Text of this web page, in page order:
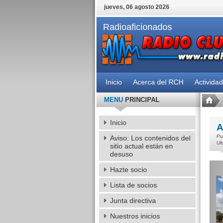
jueves, 06 agosto 2026
Radioaficionados
Inicio Acerca del RCH
MENUPRINCIPAL
Inicio
Aviso: Los contenidos del
sitio actual están en
desuso
Hazte socio
Lista de socios
Junta directiva
Nuestros inicios